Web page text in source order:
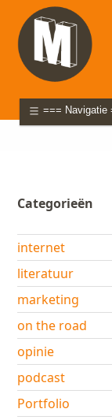
Categorieën
internet
literatuur
marketing
on the road
opinie
podcast
Portfolio